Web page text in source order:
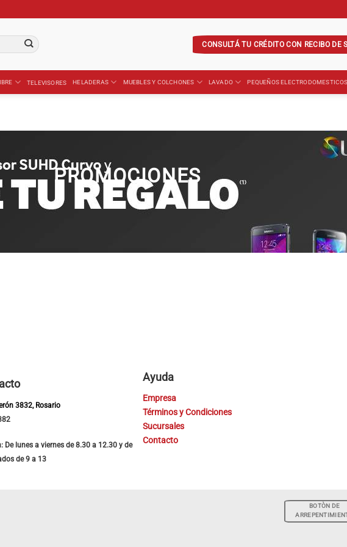
CONSULTÁ TU CRÉDITO CON RECIBO DE
TELEVISORES HELADERAS MUEBLES Y COLCHONES LAVADO PEQUEÑOS ELECTRODOMESTICOS
PROMOCIONES
3832, Rosario
De lunes a viernes de 8.30 a 12.30 y de
de 9 a 13
Ayuda
Empresa
Términos y Condiciones
Sucursales
Contacto
BOTÒN DE